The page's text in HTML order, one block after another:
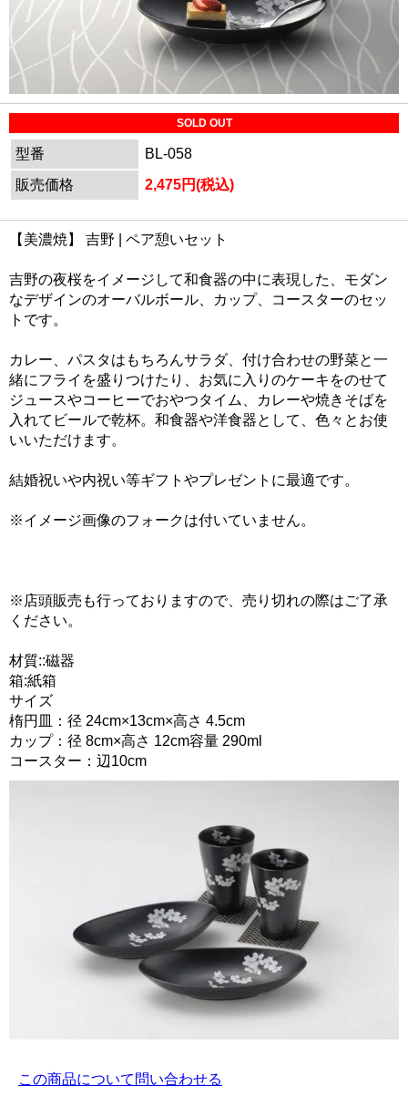
SOLD OUT
型番
BL-058
販売価格
2,475円(税込)
【美濃焼】 吉野 | ペア憩いセット
吉野の夜桜をイメージして和食器の中に表現した、モダン
なデザインのオーバルボール、カップ、コースターのセッ
トです。
カレー、パスタはもちろんサラダ、付け合わせの野菜と一
緒にフライを盛りつけたり、お気に入りのケーキをのせて
ジュースやコーヒーでおやつタイム、カレーや焼きそばを
入れてビールで乾杯。和食器や洋食器として、色々とお使
いいただけます。
結婚祝いや内祝い等ギフトやプレゼントに最適です。
※イメージ画像のフォークは付いていません。
※店頭販売も行っておりますので、売り切れの際はご了承
ください。
材質::磁器
箱:紙箱
サイズ
楕円皿：径 24cm×13cm×高さ 4.5cm
カップ：径 8cm×高さ 12cm容量 290ml
コースター：辺10cm
この商品について問い合わせる